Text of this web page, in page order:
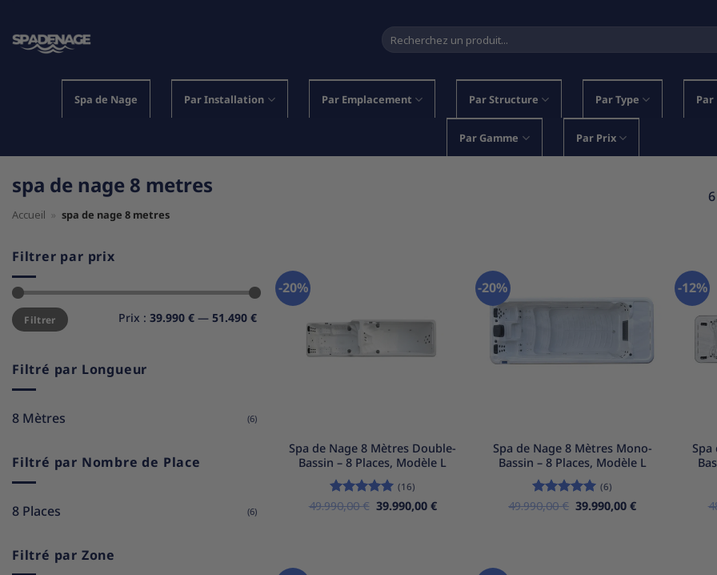
contenu
Recherche
pour :
Spa de Nage Par Installation Par Emplacement Par Structure Par Type Par
Par Gamme Par Prix
spa de nage 8 metres
Accueil » spa de nage 8 metres
Filtrer par prix
Prix
min
Prix
maxFiltrer Prix : 39.990 € — 51.490 €
Filtré par Longueur
8 Mètres (6)
Filtré par Nombre de Place
8 Places (6)
Filtré par Zone
-20%
d’envies
Spa de Nage 8 Mètres Double-
Bassin – 8 Places, Modèle L
Note5sur
(16)
49.990,00€ Le
39.990,00 €Le
-20%
à la
liste
d’envies
Spa de Nage 8 Mètres Mono-
Bassin – 8 Places, Modèle L
Note5 sur
(6)
49.990,00€ Le
39.990,00€Le
-12%